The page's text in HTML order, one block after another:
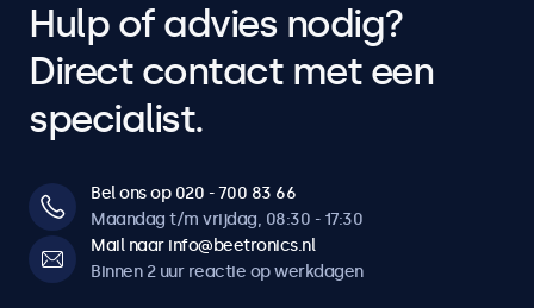
Hulp of advies nodig?
Direct contact met een
specialist.
Bel ons op 020 - 700 83 66
Maandag t/m vrijdag, 08:30 - 17:30
Mail naar info@beetronics.nl
Binnen 2 uur reactie op werkdagen